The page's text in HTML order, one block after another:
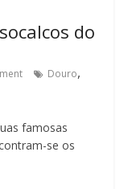
do
Douro,
famosas
se os